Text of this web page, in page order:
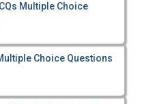
Multiple Choice
Choice Questions